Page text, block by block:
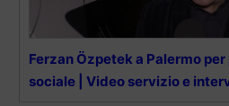
Ferzan Özpetek a Palermo
sociale | Video servizio e